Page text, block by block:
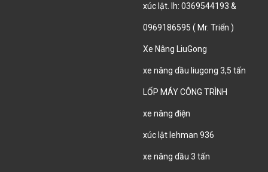
xúc lật. lh: 0369544193 &
0969186595 ( Mr. Triển )
Xe Nâng LiuGong
xe nâng dầu liugong 3,5 tấn
LỐP MÁY CÔNG TRÌNH
xe nâng điện
xúc lật lehman 936
xe nâng dầu 3 tấn